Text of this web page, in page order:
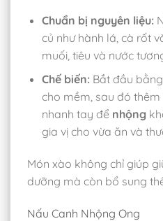
Chuẩn bị nguyên liệu:
củ như hành lá, cà rốt
muối, tiêu và nước
Chế biến:Bắt đầu
cho mềm, sau đó thêm
nhanh tay để nhộng
gia vị cho vừa ăn và
Món xào không chỉ giúp
dưỡng mà còn bổ sung
Nấu Canh Nhộng Ong